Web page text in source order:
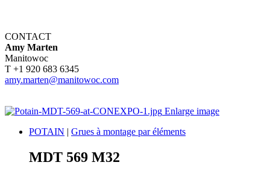
CONTACT
Amy Marten
Manitowoc
T +1 920 683 6345
amy.marten@manitowoc.com
Enlarge image
POTAIN | Grues à montage par éléments
MDT 569 M32